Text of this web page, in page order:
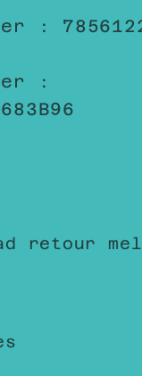
:
:
retour